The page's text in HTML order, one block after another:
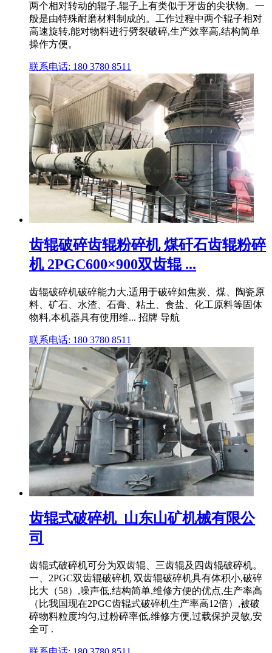
两个相对转动的辊子,辊子上有类似于牙齿的尖状物。一
般是由特殊耐磨材料制成的。工作过程中两个辊子相对
高速旋转,能对物料进行劈裂破碎,生产效率高,结构简单
操作方便。
联系电话: 180 3780 8511
齿辊破碎齿辊粉碎机 煤矸石齿辊粉碎
机 2PGC600×900双齿辊 ...
齿辊破碎机破碎能力大,适用于破碎如焦炭、煤、陶瓷原
料、矿石、水渣、石膏、粘土、食盐、化工原料等固体
物料,本机器具有使用维... 招牌 导航
联系电话: 180 3780 8511
齿辊式破碎机_山东山矿机械有限公
司
齿辊式破碎机可分为双齿辊、三齿辊及四齿辊破碎机。
一、2PGC双齿辊破碎机 双齿辊破碎机具有体积小,破碎
比大（58）,噪声低,结构简单,维修方便的优点,生产率高
（比我国现在2PGC齿辊式破碎机生产率高12倍）,被破
碎物料粒度均匀,过粉碎率低,维修方便,过载保护灵敏,安
全可 .